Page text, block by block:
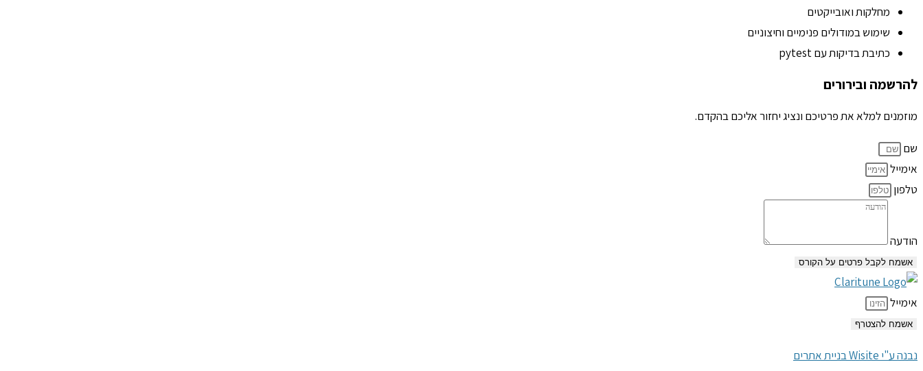
מחלקות ואובייקטים
שימוש במודולים פנימיים וחיצוניים
כתיבת בדיקות עם pytest
להרשמה ובירורים
מוזמנים למלא את פרטיכם ונציג יחזור אליכם בהקדם.
שם
אימייל
טלפון
הודעה
אשמח לקבל פרטים על הקורס
אימייל
אשמח להצטרף
נבנה ע"י Wisite בניית אתרים